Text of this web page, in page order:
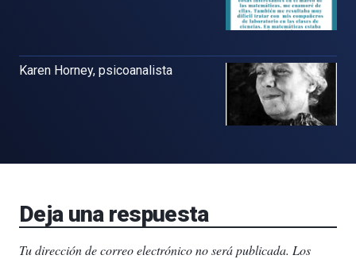
Karen Horney, psicoanalista
Deja una respuesta
Tu dirección de correo electrónico no será publicada. Los